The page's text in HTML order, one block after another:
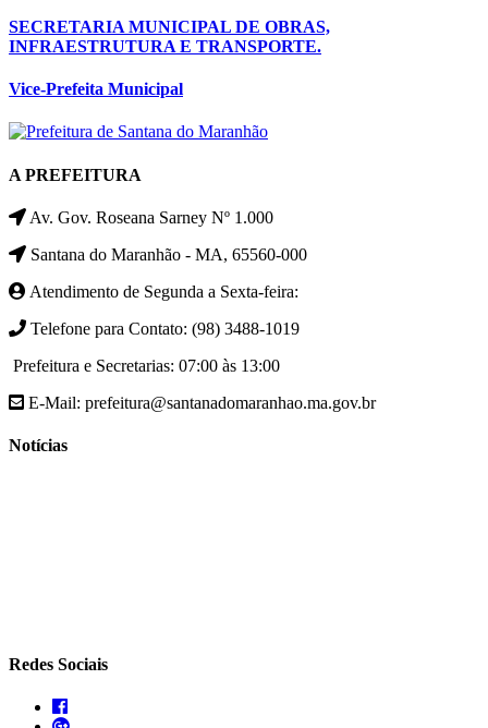
SECRETARIA MUNICIPAL DE OBRAS,
INFRAESTRUTURA E TRANSPORTE.
Vice-Prefeita Municipal
A PREFEITURA
Av. Gov. Roseana Sarney Nº 1.000
Santana do Maranhão - MA, 65560-000
Atendimento de Segunda a Sexta-feira:
Telefone para Contato: (98) 3488-1019
Prefeitura e Secretarias: 07:00 às 13:00
E-Mail: prefeitura@santanadomaranhao.ma.gov.br
Notícias
Redes Sociais